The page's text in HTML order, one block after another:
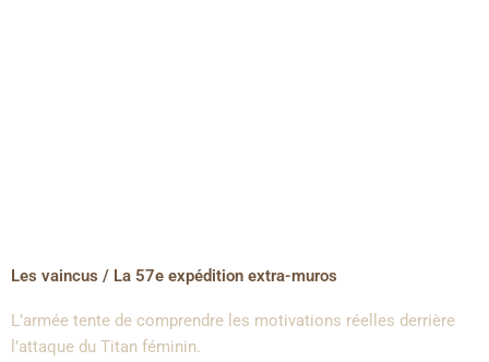
Les vaincus / La 57e expédition extra-muros
L’armée tente de comprendre les motivations réelles derrière
l’attaque du Titan féminin.